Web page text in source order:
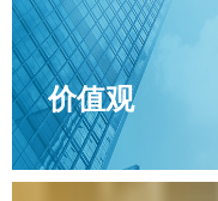
价值观